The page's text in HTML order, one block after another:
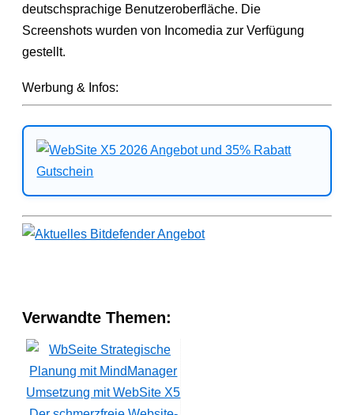
deutschsprachige Benutzeroberfläche. Die
Screenshots wurden von Incomedia zur Verfügung
gestellt.
Werbung & Infos:
Verwandte Themen: